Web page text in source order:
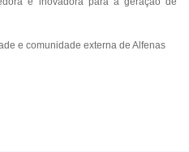
e comunidade externa de Alfenas